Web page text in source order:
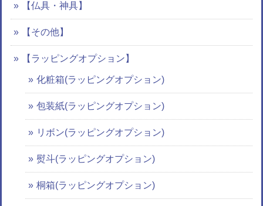
【仏具・神具】
【その他】
【ラッピングオプション】
化粧箱(ラッピングオプション)
包装紙(ラッピングオプション)
リボン(ラッピングオプション)
熨斗(ラッピングオプション)
桐箱(ラッピングオプション)